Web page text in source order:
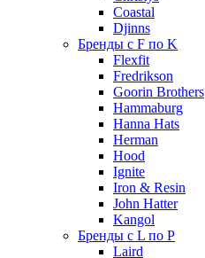
Coastal
Djinns
Бренды с F по K
Flexfit
Fredrikson
Goorin Brothers
Hammaburg
Hanna Hats
Herman
Hood
Ignite
Iron & Resin
John Hatter
Kangol
Бренды с L по P
Laird